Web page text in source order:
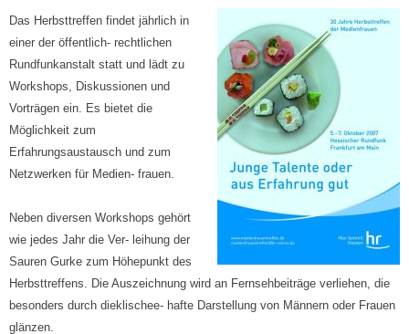
Das Herbsttreffen findet jährlich in
einer der öffentlich- rechtlichen
Rundfunkanstalt statt und lädt zu
Workshops, Diskussionen und
Vorträgen ein. Es bietet die
Möglichkeit zum
Erfahrungsaustausch und zum
Netzwerken für Medien- frauen.
Neben diversen Workshops gehört
wie jedes Jahr die Ver- leihung der
Sauren Gurke zum Höhepunkt des
Herbsttreffens. Die Auszeichnung wird an Fernsehbeiträge verliehen, die
besonders durch dieklischee- hafte Darstellung von Männern oder Frauen
glänzen.